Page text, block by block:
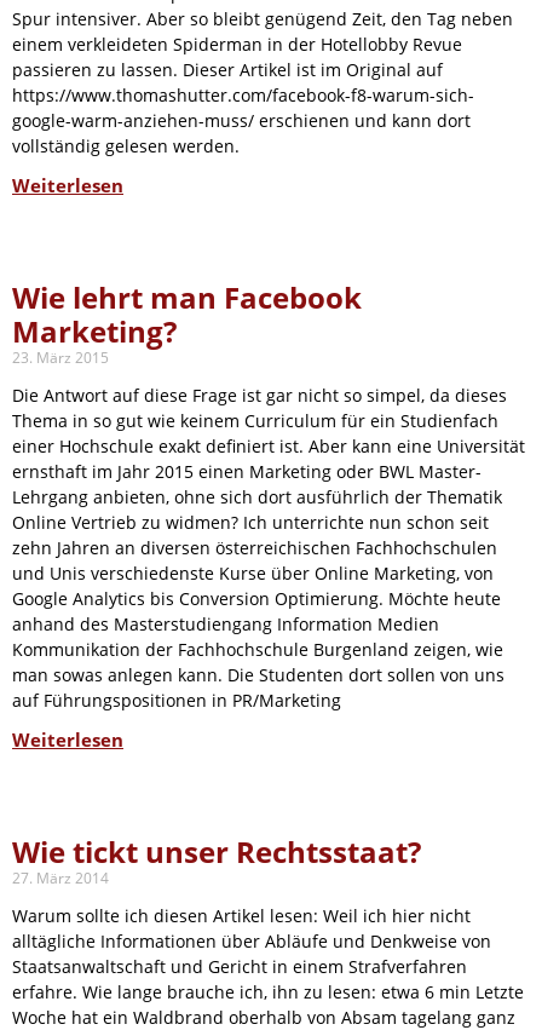
Spur intensiver. Aber so bleibt genügend Zeit, den Tag neben
einem verkleideten Spiderman in der Hotellobby Revue
passieren zu lassen. Dieser Artikel ist im Original auf
https://www.thomashutter.com/facebook-f8-warum-sich-
google-warm-anziehen-muss/ erschienen und kann dort
vollständig gelesen werden.
Weiterlesen
Wie lehrt man Facebook
Marketing?
23. März 2015
Die Antwort auf diese Frage ist gar nicht so simpel, da dieses
Thema in so gut wie keinem Curriculum für ein Studienfach
einer Hochschule exakt definiert ist. Aber kann eine Universität
ernsthaft im Jahr 2015 einen Marketing oder BWL Master-
Lehrgang anbieten, ohne sich dort ausführlich der Thematik
Online Vertrieb zu widmen? Ich unterrichte nun schon seit
zehn Jahren an diversen österreichischen Fachhochschulen
und Unis verschiedenste Kurse über Online Marketing, von
Google Analytics bis Conversion Optimierung. Möchte heute
anhand des Masterstudiengang Information Medien
Kommunikation der Fachhochschule Burgenland zeigen, wie
man sowas anlegen kann. Die Studenten dort sollen von uns
auf Führungspositionen in PR/Marketing
Weiterlesen
Wie tickt unser Rechtsstaat?
27. März 2014
Warum sollte ich diesen Artikel lesen: Weil ich hier nicht
alltägliche Informationen über Abläufe und Denkweise von
Staatsanwaltschaft und Gericht in einem Strafverfahren
erfahre. Wie lange brauche ich, ihn zu lesen: etwa 6 min Letzte
Woche hat ein Waldbrand oberhalb von Absam tagelang ganz